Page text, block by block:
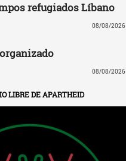
refugiados Líbano
08/08/2026
08/08/2026
LIBRE DE APARTHEID